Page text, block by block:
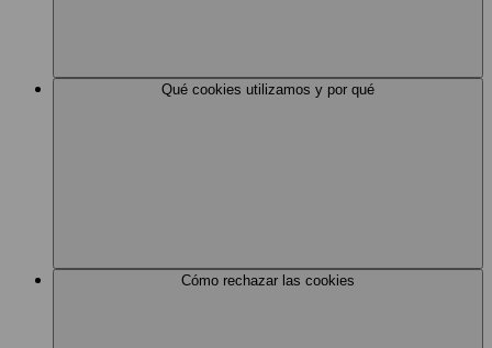
Qué cookies utilizamos y por qué
Cómo rechazar las cookies